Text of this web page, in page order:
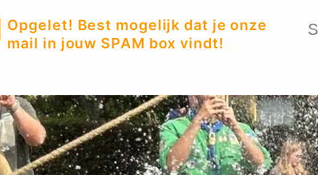
Opgelet! Best mogelijk dat je onze
mail in jouw SPAM box vindt!